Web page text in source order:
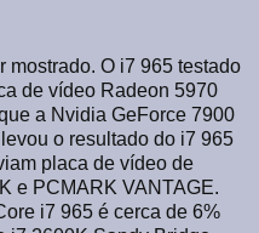
mostrado. O i7 965 testado
de vídeo Radeon 5970
a Nvidia GeForce 7900
o resultado do i7 965
placa de vídeo de
e PCMARK VANTAGE.
i7 965 é cerca de 6%